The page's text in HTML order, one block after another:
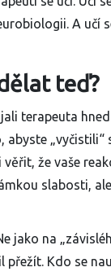
A učí
teď?
terapeuta
abyste „vyčistili“
že vaše
slabosti,
jako na
přežít. Kdo se